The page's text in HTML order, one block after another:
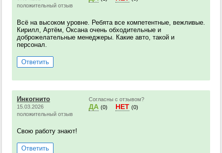
положительный отзыв
Всё на высоком уровне. Ребята все компетентные, вежливые.
Кирилл, Артём, Оксана очень обходительные и
доброжелательные менеджеры. Какие авто, такой и
персонал.
Ответить
Инкогнито
15.03.2026
положительный отзыв
Согласны с отзывом?
ДА (0) НЕТ (0)
Свою работу знают!
Ответить